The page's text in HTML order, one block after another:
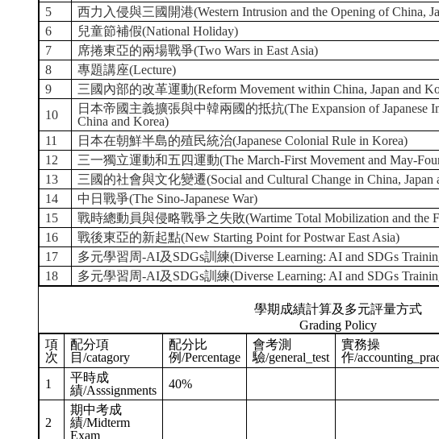
5
西力入侵與三國開港(Western Intrusion and the Opening of China,
6
兒童節補假(National Holiday)
7
席捲東亞的兩場戰爭(Two Wars in East Asia)
8
專題講座(Lecture)
9
三國內部的改革運動(Reform Movement within China, Japan and
10
日本帝國主義擴張與中韓兩國的抵抗(The Expansion of Japanese
China and Korea)
11
日本在朝鮮半島的殖民統治(Japanese Colonial Rule in Korea)
12
三一獨立運動和五四運動(The March-First Movement and May-
13
三國的社會與文化變遷(Social and Cultural Change in China, Japan
14
中日戰爭(The Sino-Japanese War)
15
戰時總動員與侵略戰爭之失敗(Wartime Total Mobilization and the
16
戰後東亞的新起點(New Starting Point for Postwar East Asia)
17
多元學習周-AI及SDGs訓練(Diverse Learning: AI and SDGs
18
多元學習周-AI及SDGs訓練(Diverse Learning: AI and SDGs
學期成績計算及多元評量方式
Grading Policy
項
次
配分項
目/catagory
配分比
例/Percentage
會考測
驗/general_test
實務操
作/
1
平時成
績/Asssignments
40%
2
期中考成
績/Midterm
Exam